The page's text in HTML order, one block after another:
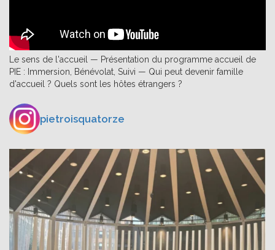
Le sens de l'accueil — Présentation du programme accueil de
PIE : Immersion, Bénévolat, Suivi — Qui peut devenir famille
d'accueil ? Quels sont les hôtes étrangers ?
pietroisquatorze